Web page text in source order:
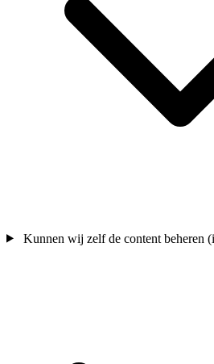
Kunnen wij zelf de content beheren